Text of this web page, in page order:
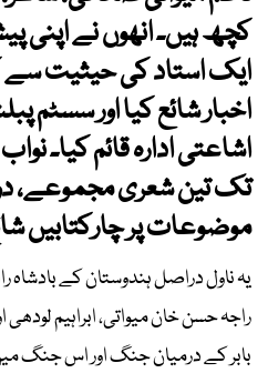
کچھ ہیں۔ انھوں نے اپنی
ایک استاد کی حیثیت سے
اخبار شائع کیا اور سسٹم
اشاعتی ادارہ قائم کیا۔
تک تین شعری مجموعے،
موضوعات پر چارکتابیں
یہ ناول دراصل ہندوستان کے بادشاہ
راجہ حسن خان میواتی، ابراہیم لودھی
بابر کے درمیان جنگ اور اس جنگ